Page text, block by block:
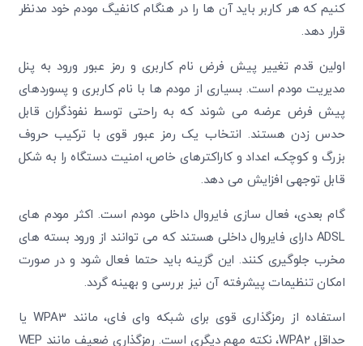
کنیم که هر کاربر باید آن ها را در هنگام کانفیگ مودم خود مدنظر
قرار دهد.
اولین قدم تغییر پیش فرض نام کاربری و رمز عبور ورود به پنل
مدیریت مودم است. بسیاری از مودم ها با نام کاربری و پسوردهای
پیش فرض عرضه می شوند که به راحتی توسط نفوذگران قابل
حدس زدن هستند. انتخاب یک رمز عبور قوی با ترکیب حروف
بزرگ و کوچک، اعداد و کاراکترهای خاص، امنیت دستگاه را به شکل
قابل توجهی افزایش می دهد.
گام بعدی، فعال سازی فایروال داخلی مودم است. اکثر مودم های
ADSL دارای فایروال داخلی هستند که می توانند از ورود بسته های
مخرب جلوگیری کنند. این گزینه باید حتما فعال شود و در صورت
امکان تنظیمات پیشرفته آن نیز بررسی و بهینه گردد.
استفاده از رمزگذاری قوی برای شبکه وای فای، مانند WPA3 یا
حداقل WPA2، نکته مهم دیگری است. رمزگذاری ضعیف مانند WEP